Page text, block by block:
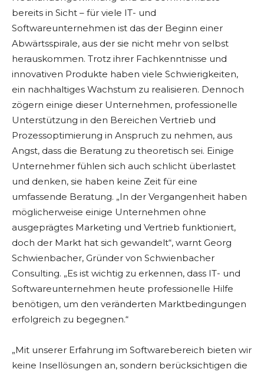
bereits in Sicht – für viele IT- und
Softwareunternehmen ist das der Beginn einer
Abwärtsspirale, aus der sie nicht mehr von selbst
herauskommen. Trotz ihrer Fachkenntnisse und
innovativen Produkte haben viele Schwierigkeiten,
ein nachhaltiges Wachstum zu realisieren. Dennoch
zögern einige dieser Unternehmen, professionelle
Unterstützung in den Bereichen Vertrieb und
Prozessoptimierung in Anspruch zu nehmen, aus
Angst, dass die Beratung zu theoretisch sei. Einige
Unternehmer fühlen sich auch schlicht überlastet
und denken, sie haben keine Zeit für eine
umfassende Beratung. „In der Vergangenheit haben
möglicherweise einige Unternehmen ohne
ausgeprägtes Marketing und Vertrieb funktioniert,
doch der Markt hat sich gewandelt“, warnt Georg
Schwienbacher, Gründer von Schwienbacher
Consulting. „Es ist wichtig zu erkennen, dass IT- und
Softwareunternehmen heute professionelle Hilfe
benötigen, um den veränderten Marktbedingungen
erfolgreich zu begegnen.“
„Mit unserer Erfahrung im Softwarebereich bieten wir
keine Insellösungen an, sondern berücksichtigen die